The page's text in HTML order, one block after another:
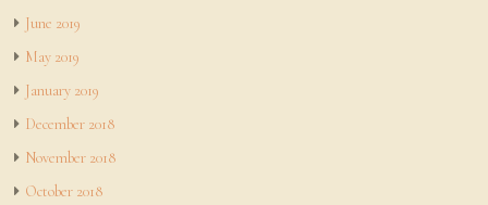
June 2019
May 2019
January 2019
December 2018
November 2018
October 2018